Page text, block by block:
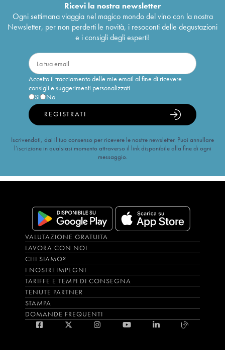
Ricevi la nostra newsletter
Ogni settimana viaggia nel magico mondo del vino con la nostra
Newsletter, per non perderti le novità, i resoconti delle degustazioni
e i consigli degli esperti!
Accetto il tracciamento delle mie email al fine di ricevere
consigli e suggerimenti personalizzati
Sì
No
REGISTRATI
Iscrivendoti, dai il tuo consenso per ricevere le nostre newsletter. Puoi annullare
l’iscrizione in qualsiasi momento attraverso il link disponibile alla fine di ogni
messaggio.
VALUTAZIONE GRATUITA
LAVORA CON NOI
CHI SIAMO?
I NOSTRI IMPEGNI
TARIFFE E TEMPI DI CONSEGNA
TENUTE PARTNER
STAMPA
DOMANDE FREQUENTI